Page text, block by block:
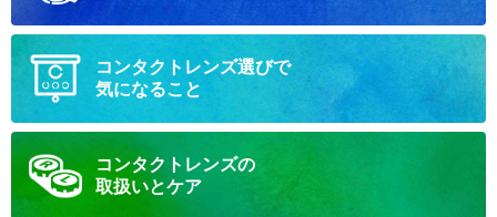
コンタクトレンズ選びで
気になること
コンタクトレンズの
取扱いとケア